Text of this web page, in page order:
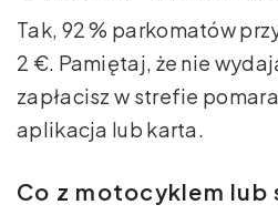
Tak, 92 % parkomatów
2 €. Pamiętaj, że nie
zapłacisz w strefie
aplikacja lub karta.
Co z motocyklem lub